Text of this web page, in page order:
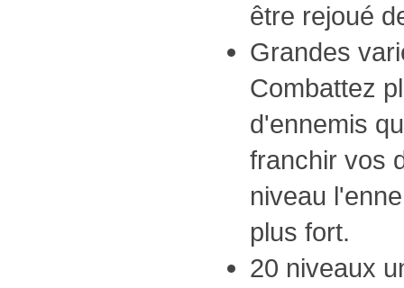
être rejoué
Grandes
Combattez
d'ennemis
franchir vos
niveau
plus fort.
20 niveaux